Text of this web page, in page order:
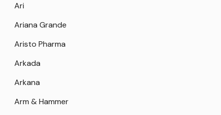
Ari
Ariana Grande
Aristo Pharma
Arkada
Arkana
Arm & Hammer